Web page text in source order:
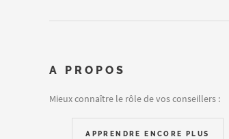
A PROPOS
Mieux connaître le rôle de vos conseillers :
APPRENDRE ENCORE PLUS